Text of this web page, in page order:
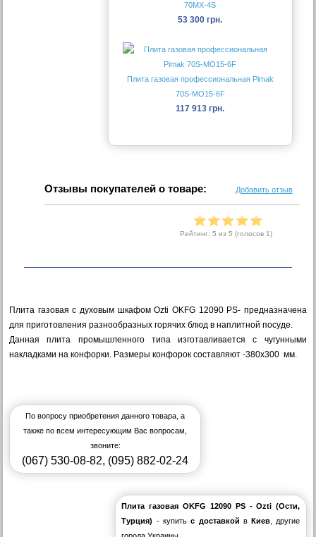
70MX-4S
53 300 грн.
Плита газовая профессиональная Pimak
70S-МО15-6F
117 913 грн.
Отзывы покупателей о товаре: Добавить отзыв
Рейтинг: 5 из 5 (голосов 1)
Плита газовая с духовым шкафом Ozti OKFG 12090 PS- предназначена
для приготовления разнообразных горячих блюд в наплитной посуде.
Данная плита промышленного типа изготавливается с чугунными
накладками на конфорки. Размеры конфорок составляют -380х300 мм.
По вопросу приобретения данного товара, а
также по всем интересующим Вас вопросам,
звоните:
(067) 530-08-82, (095) 882-02-24
Плита газовая OKFG 12090 PS - Ozti (Ости,
Турция) - купитьс доставкой вКиев , другие